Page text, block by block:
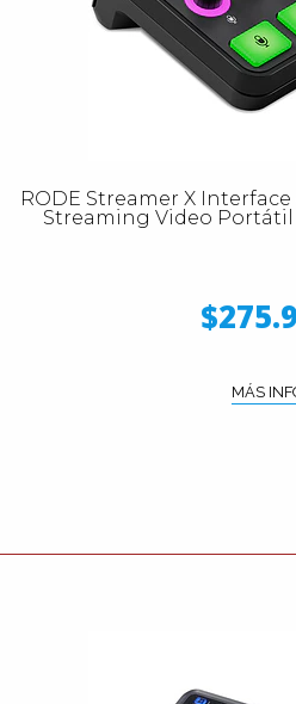
RODE Streamer X
Streaming Video Portátil
MÁS